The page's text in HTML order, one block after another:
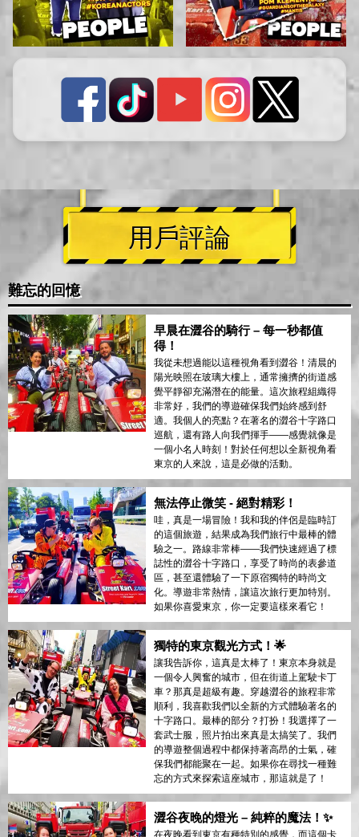
用戶評論
難忘的回憶
早晨在澀谷的騎行 – 每一秒都值
得！
我從未想過能以這種視角看到澀谷！清晨的
陽光映照在玻璃大樓上，通常擁擠的街道感
覺平靜卻充滿潛在的能量。這次旅程組織得
非常好，我們的導遊確保我們始終感到舒
適。我個人的亮點？在著名的澀谷十字路口
巡航，還有路人向我們揮手——感覺就像是
一個小名人時刻！對於任何想以全新視角看
東京的人來說，這是必做的活動。
無法停止微笑 - 絕對精彩！
哇，真是一場冒險！我和我的伴侶是臨時訂
的這個旅遊，結果成為我們旅行中最棒的體
驗之一。路線非常棒——我們快速經過了標
誌性的澀谷十字路口，享受了時尚的表參道
區，甚至還體驗了一下原宿獨特的時尚文
化。導遊非常熱情，讓這次旅行更加特別。
如果你喜愛東京，你一定要這樣來看它！
獨特的東京觀光方式！🌟
讓我告訴你，這真是太棒了！東京本身就是
一個令人興奮的城市，但在街道上駕駛卡丁
車？那真是超級有趣。穿越澀谷的旅程非常
順利，我喜歡我們以全新的方式體驗著名的
十字路口。最棒的部分？打扮！我選擇了一
套武士服，照片拍出來真是太搞笑了。我們
的導遊整個過程中都保持著高昂的士氣，確
保我們都能聚在一起。如果你在尋找一種難
忘的方式來探索這座城市，那這就是了！
澀谷夜晚的燈光 – 純粹的魔法！✨